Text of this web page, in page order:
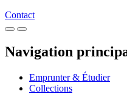
Contact
Navigation
Emprunter & Étudier
Collections